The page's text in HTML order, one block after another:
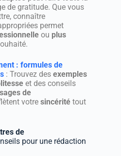
de gratitude. Que vous
connaître
permet
ou plus
: formules de
: Trouvez des exemples
et des conseils
de
votre sincérité tout
de
pour une rédaction